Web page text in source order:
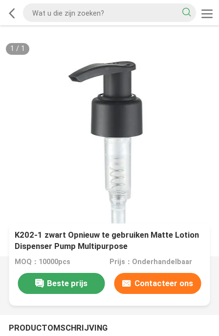
1 / 1
K202-1 zwart Opnieuw te gebruiken Matte Lotion
Dispenser Pump Multipurpose
MOQ：10000pcs Prijs：Onderhandelbaar
Beste prijs Contacteer ons
PRODUCTOMSCHRIJVING